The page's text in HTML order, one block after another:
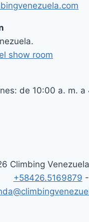
show room
de 10:00 a. m. a
Climbing Venezuela
+58426.5169879 -